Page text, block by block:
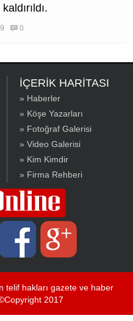
0
İÇERİK HARİTASI
» Haberler
» Köşe Yazarları
» Fotoğraf Galerisi
» Video Galerisi
» Kim Kimdir
» Firma Rehberi
telif hakları gazete ve haber
2017